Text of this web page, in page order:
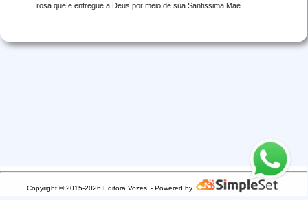
rosa que e entregue a Deus por meio de sua Santissima Mae.
Copyright © 2015-2026 Editora Vozes - Powered by